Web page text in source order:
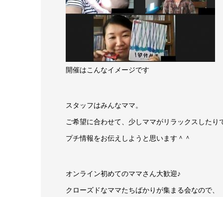
開催はこんなイメージです
スタッフはみんなママ。
ご希望に合わせて、少しママがリラックスしたり
プチ情報をお伝えしようと思います＾＾
オンライン初めてのママさん大歓迎♪
クローズドなママたちばかりが集まる会なので、